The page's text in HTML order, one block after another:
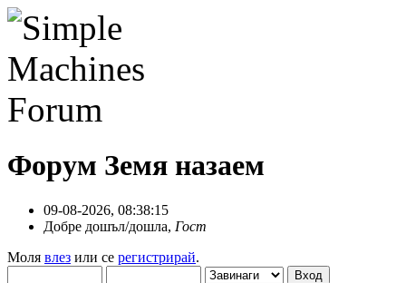
Форум Земя назаем
09-08-2026, 08:38:15
Добре дошъл/дошла, Гост
Моля влез или се регистрирай.